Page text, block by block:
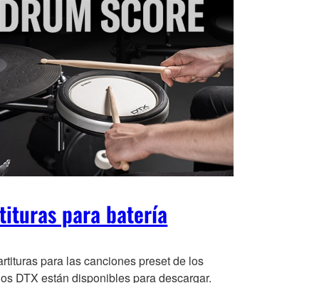
para batería
para las canciones preset de los
DTX están disponibles para descargar.